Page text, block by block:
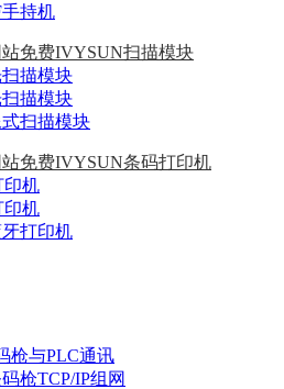
持机
免费IVYSUN扫描模块
描模块
描模块
扫描模块
免费IVYSUN条码打印机
印机
印机
打印机
枪与PLC通讯
枪TCP/IP组网